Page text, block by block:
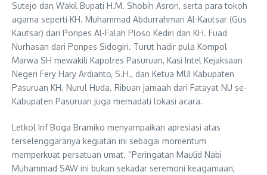
Sutejo dan Wakil Bupati H.M. Shobih Asrori, serta para tokoh
agama seperti KH. Muhammad Abdurrahman Al-Kautsar (Gus
Kautsar) dari Ponpes Al-Falah Ploso Kediri dan KH. Fuad
Nurhasan dari Ponpes Sidogiri. Turut hadir pula Kompol
Marwa SH mewakili Kapolres Pasuruan, Kasi Intel Kejaksaan
Negeri Fery Hary Ardianto, S.H., dan Ketua MUI Kabupaten
Pasuruan KH. Nurul Huda. Ribuan jamaah dari Fatayat NU se-
Kabupaten Pasuruan juga memadati lokasi acara.
Letkol Inf Boga Bramiko menyampaikan apresiasi atas
terselenggaranya kegiatan ini sebagai momentum
memperkuat persatuan umat. “Peringatan Maulid Nabi
Muhammad SAW ini bukan sekadar seremoni keagamaan,